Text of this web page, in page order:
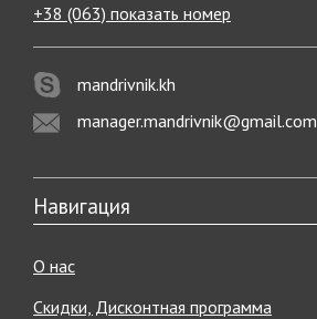
+38 (063) показать номер
mandrivnik.kh
manager.mandrivnik@gmail.com
Навигация
О нас
Скидки, Дисконтная программа